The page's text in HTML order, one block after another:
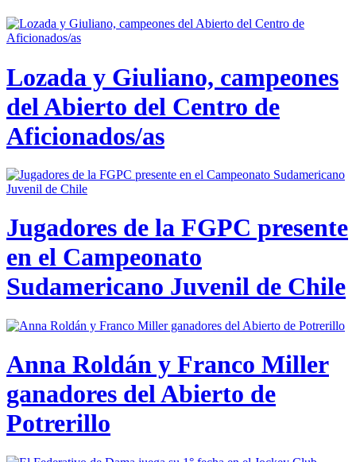
Lozada y Giuliano, campeones
del Abierto del Centro de
Aficionados/as
Jugadores de la FGPC presente
en el Campeonato
Sudamericano Juvenil de Chile
Anna Roldán y Franco Miller
ganadores del Abierto de
Potrerillo